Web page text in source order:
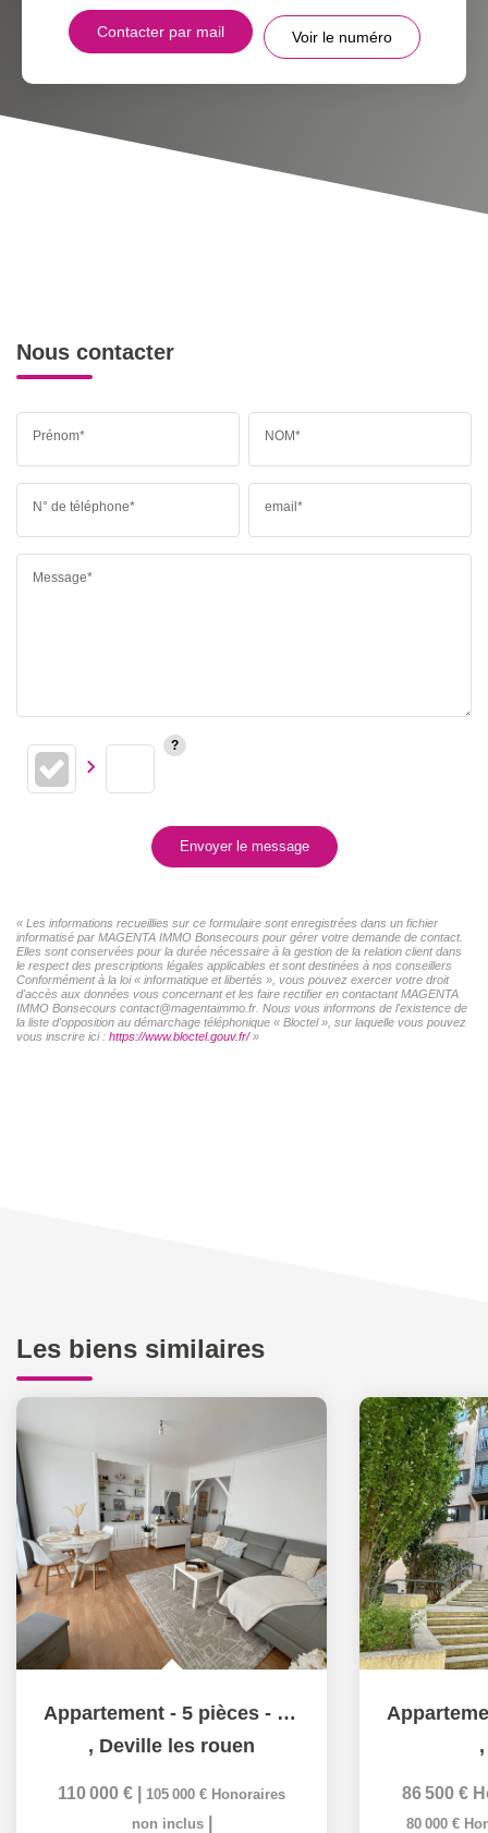
Contacter par mail Voir le numéro
Nous contacter
Prénom* NOM*
N° de téléphone* email*
Message*
Envoyer le message
« Les informations recueillies sur ce formulaire sont enregistrées dans un fichier
informatisé par MAGENTA IMMO Bonsecours pour gérer votre demande de contact.
Elles sont conservées pour la durée nécessaire à la gestion de la relation client dans
le respect des prescriptions légales applicables et sont destinées à nos conseillers
Conformément à la loi « informatique et libertés », vous pouvez exercer votre droit
d'accès aux données vous concernant et les faire rectifier en contactant MAGENTA
IMMO Bonsecours contact@magentaimmo.fr. Nous vous informons de l'existence de
la liste d'opposition au démarchage téléphonique « Bloctel », sur laquelle vous pouvez
vous inscrire ici : https://www.bloctel.gouv.fr/»
Les biens similaires
Appartement - 5 pièces - Parfait état général
, Deville les rouen
110 000 € 105 000 € Honoraires
non inclus
86 500 €
80 000 €